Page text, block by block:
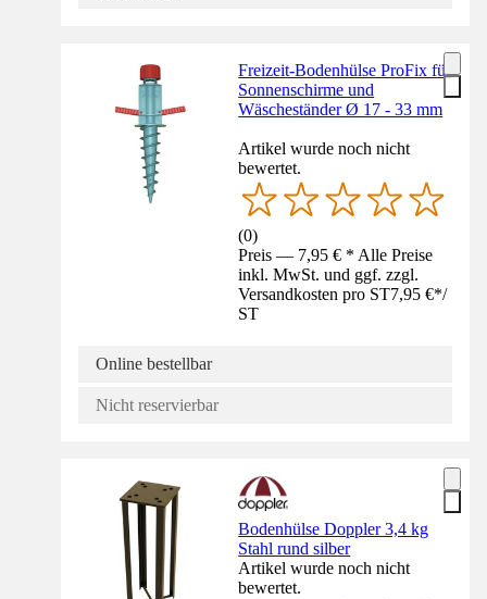
Freizeit-Bodenhülse ProFix für
Sonnenschirme und
Wäscheständer Ø 17 - 33 mm
Artikel wurde noch nicht
bewertet.
(0)
Preis — 7,95 € * Alle Preise
inkl. MwSt. und ggf. zzgl.
Versandkosten pro ST7,95 €*/
ST
Online bestellbar
Nicht reservierbar
Bodenhülse Doppler 3,4 kg
Stahl rund silber
Artikel wurde noch nicht
bewertet.